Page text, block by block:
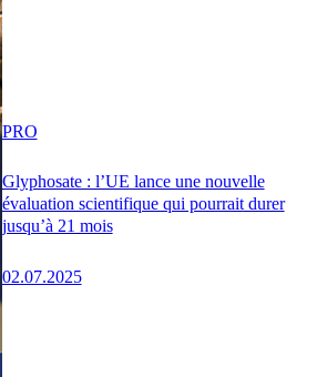
Glyphosate : l’UE lance une nouvelle
évaluation scientifique qui pourrait durer
jusqu’à 21 mois
02.07.2025
PRO